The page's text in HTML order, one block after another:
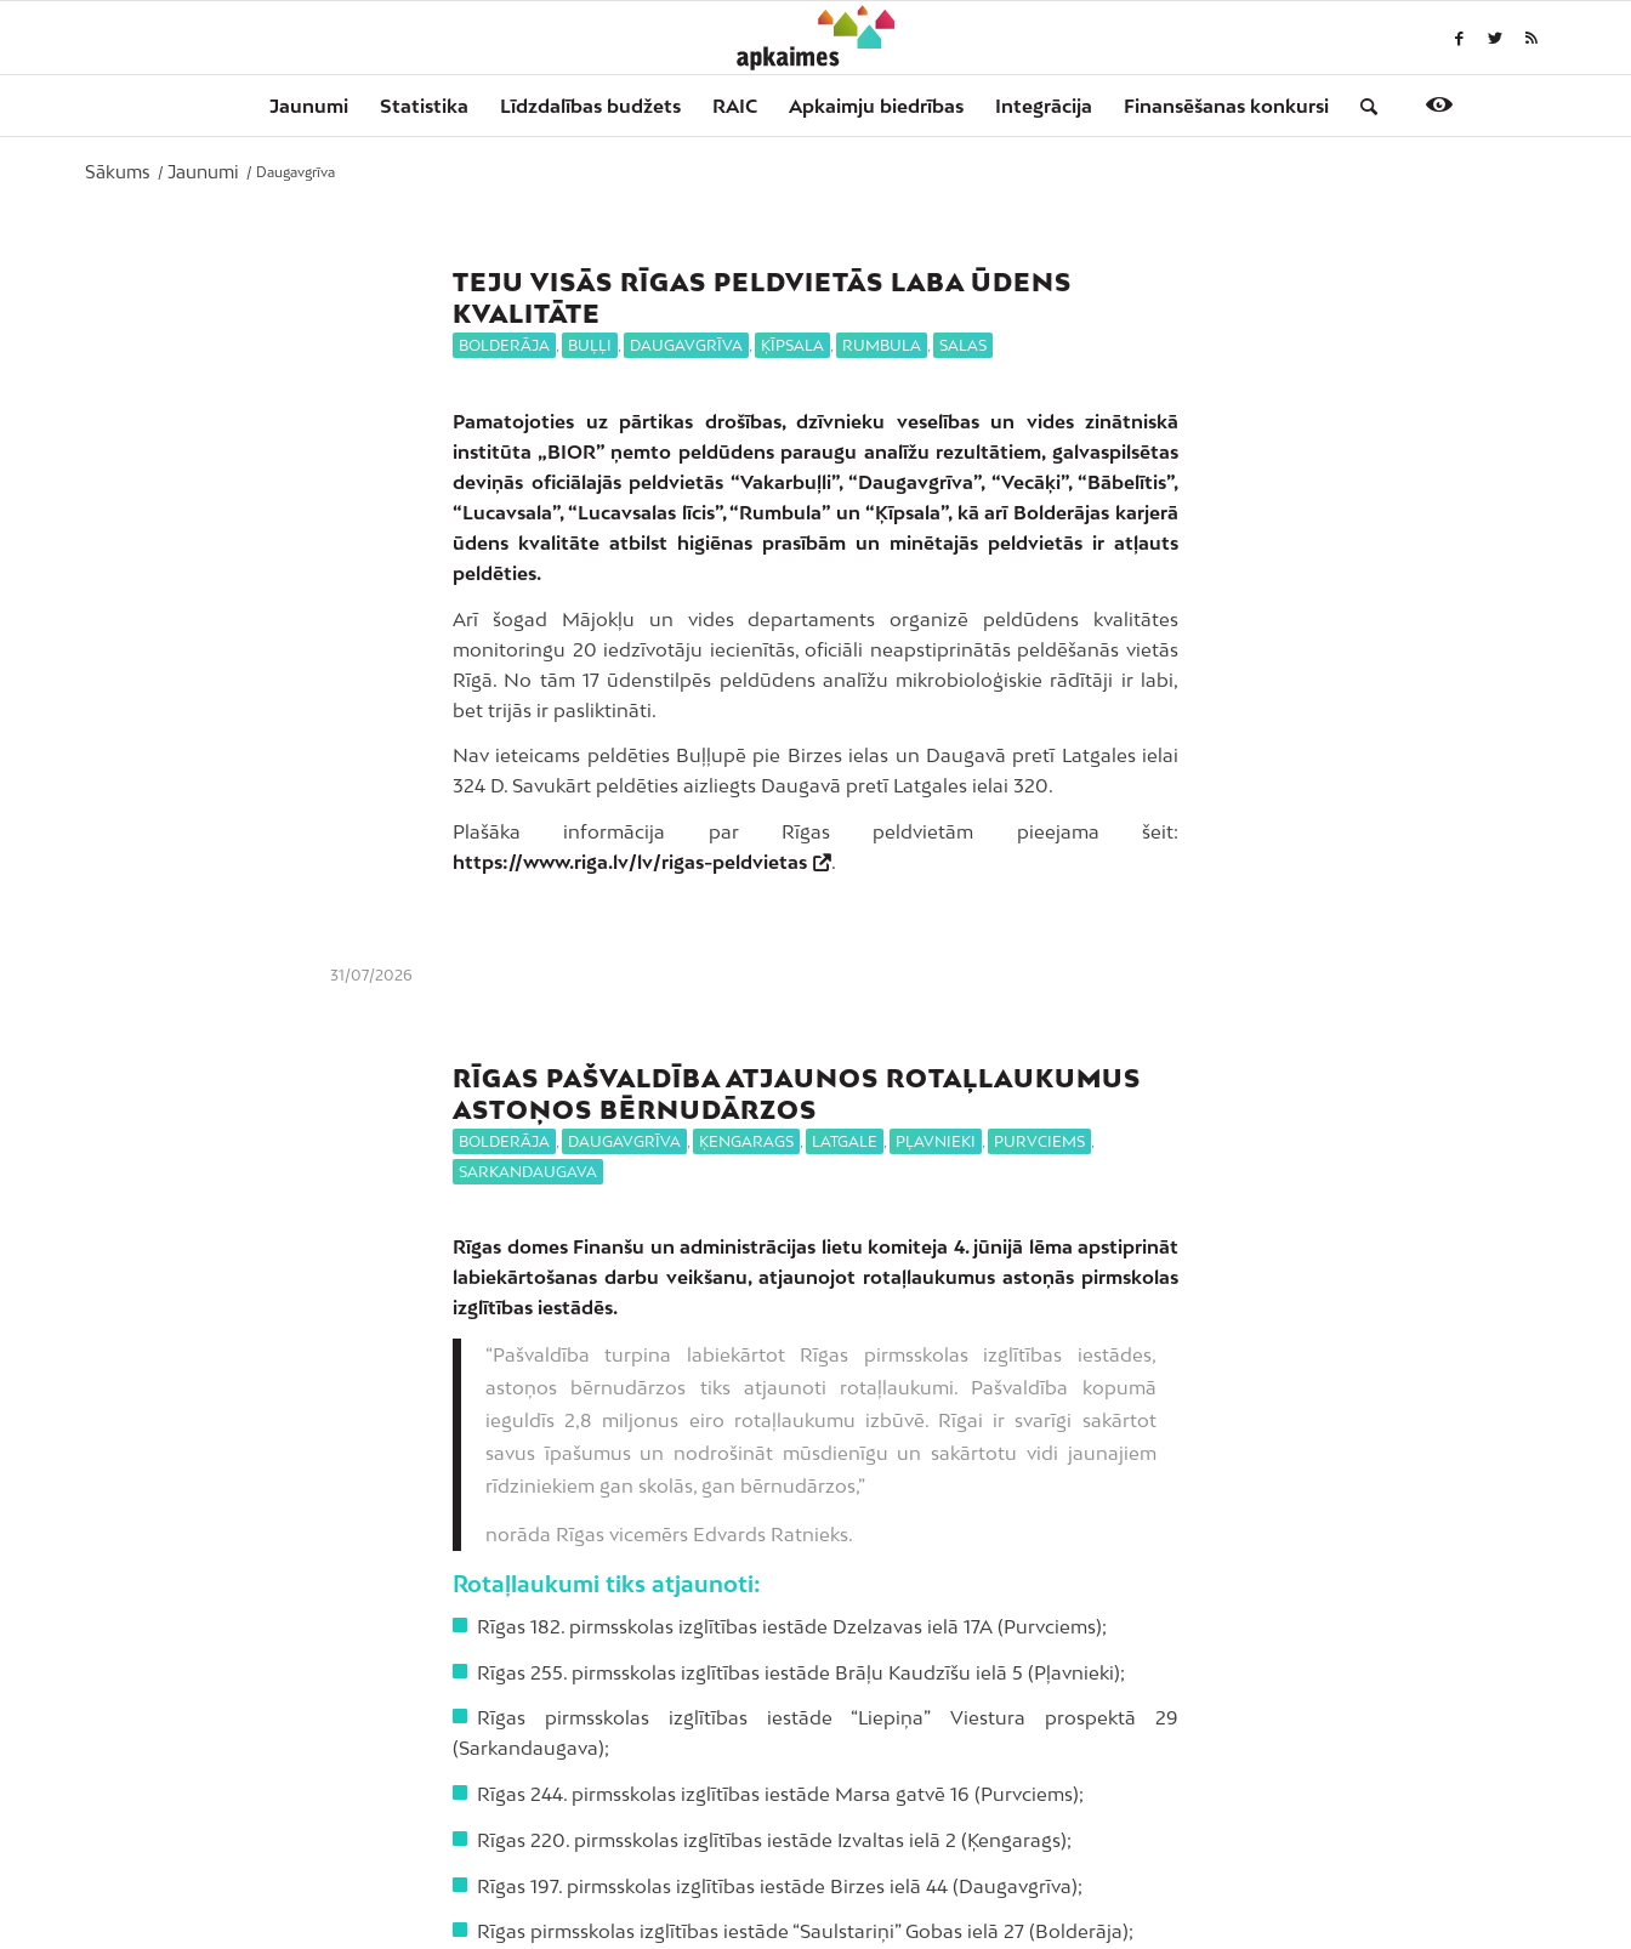
Jaunumi Statistika Līdzdalības budžets RAIC Apkaimju biedrības Integrācija Finansēšanas konkursi
Sākums / Jaunumi / Daugavgrīva
TEJU VISĀS RĪGAS PELDVIETĀS LABA ŪDENS
KVALITĀTE
BOLDERĀJA , BUĻĻI , DAUGAVGRĪVA , ĶĪPSALA , RUMBULA , SALAS
Pamatojoties uz pārtikas drošības, dzīvnieku veselības un vides zinātniskā
institūta „BIOR” ņemto peldūdens paraugu analīžu rezultātiem, galvaspilsētas
deviņās oficiālajās peldvietās “Vakarbuļli”, “Daugavgrīva”, “Vecāķi”, “Bābelītis”,
“Lucavsala”, “Lucavsalas līcis”, “Rumbula” un “Ķīpsala”, kā arī Bolderājas karjerā
ūdens kvalitāte atbilst higiēnas prasībām un minētajās peldvietās ir atļauts
peldēties.
Arī šogad Mājokļu un vides departaments organizē peldūdens kvalitātes
monitoringu 20 iedzīvotāju iecienītās, oficiāli neapstiprinātās peldēšanās vietās
Rīgā. No tām 17 ūdenstilpēs peldūdens analīžu mikrobioloģiskie rādītāji ir labi,
bet trijās ir pasliktināti.
Nav ieteicams peldēties Buļļupē pie Birzes ielas un Daugavā pretī Latgales ielai
324 D. Savukārt peldēties aizliegts Daugavā pretī Latgales ielai 320.
Plašāka informācija par Rīgas peldvietām pieejama šeit:
https://www.riga.lv/lv/rigas-peldvietas
.
31/07/2026
RĪGAS PAŠVALDĪBA ATJAUNOS ROTAĻLAUKUMUS
ASTOŅOS BĒRNUDĀRZOS
BOLDERĀJA , DAUGAVGRĪVA , ĶENGARAGS , LATGALE , PĻAVNIEKI , PURVCIEMS ,
SARKANDAUGAVA
Rīgas domes Finanšu un administrācijas lietu komiteja 4. jūnijā lēma apstiprināt
labiekārtošanas darbu veikšanu, atjaunojot rotaļlaukumus astoņās pirmskolas
izglītības iestādēs.
“Pašvaldība turpina labiekārtot Rīgas pirmsskolas izglītības iestādes,
astoņos bērnudārzos tiks atjaunoti rotaļlaukumi. Pašvaldība kopumā
ieguldīs 2,8 miljonus eiro rotaļlaukumu izbūvē. Rīgai ir svarīgi sakārtot
savus īpašumus un nodrošināt mūsdienīgu un sakārtotu vidi jaunajiem
rīdziniekiem gan skolās, gan bērnudārzos,”
norāda Rīgas vicemērs Edvards Ratnieks.
Rotaļlaukumi tiks atjaunoti:
Rīgas 182. pirmsskolas izglītības iestāde Dzelzavas ielā 17A (Purvciems);
Rīgas 255. pirmsskolas izglītības iestāde Brāļu Kaudzīšu ielā 5 (Pļavnieki);
Rīgas pirmsskolas izglītības iestāde “Liepiņa” Viestura prospektā 29
(Sarkandaugava);
Rīgas 244. pirmsskolas izglītības iestāde Marsa gatvē 16 (Purvciems);
Rīgas 220. pirmsskolas izglītības iestāde Izvaltas ielā 2 (Ķengarags);
Rīgas 197. pirmsskolas izglītības iestāde Birzes ielā 44 (Daugavgrīva);
Rīgas pirmsskolas izglītības iestāde “Saulstariņi” Gobas ielā 27 (Bolderāja);